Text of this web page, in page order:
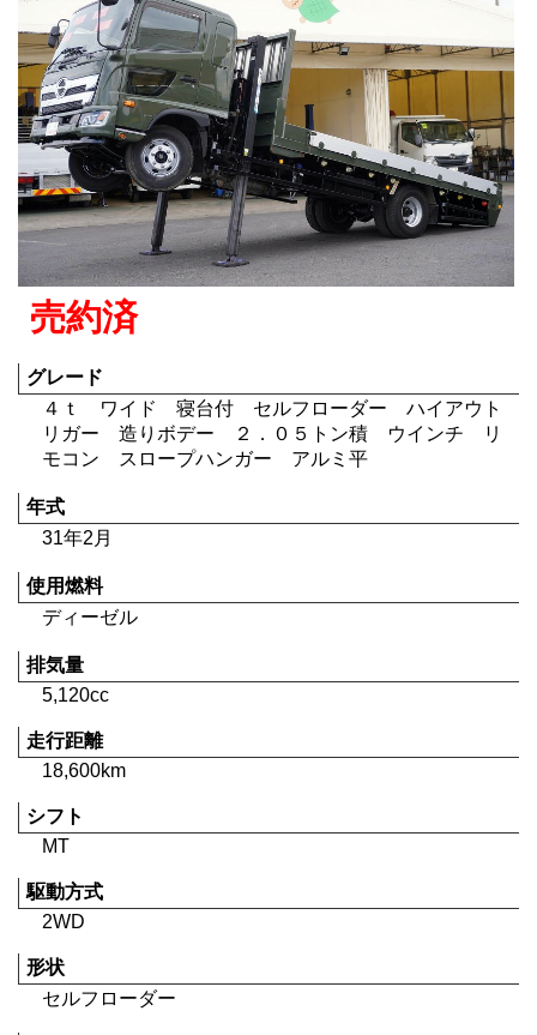
売約済
グレード
４ｔ ワイド 寝台付 セルフローダー ハイアウト
リガー 造りボデー ２．０５トン積 ウインチ リ
モコン スロープハンガー アルミ平
年式
31年2月
使用燃料
ディーゼル
排気量
5,120cc
走行距離
18,600km
シフト
MT
駆動方式
2WD
形状
セルフローダー